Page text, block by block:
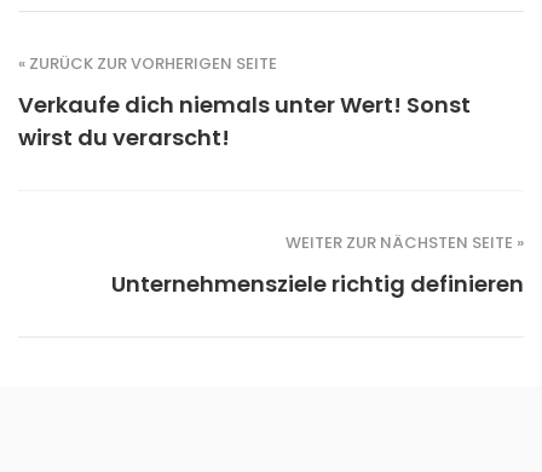
« ZURÜCK ZUR VORHERIGEN SEITE
Verkaufe dich niemals unter Wert! Sonst
wirst du verarscht!
WEITER ZUR NÄCHSTEN SEITE »
Unternehmensziele richtig definieren